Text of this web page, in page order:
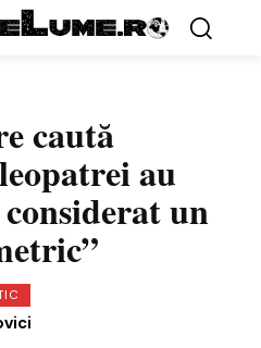
caută
au
un